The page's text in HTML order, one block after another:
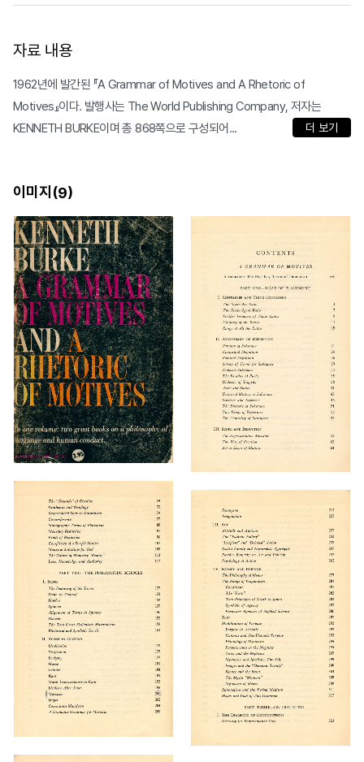
자료 내용
1962년에 발간된 『A Grammar of Motives and A Rhetoric of
Motives』이다. 발행사는 The World Publishing Company, 저자는
KENNETH BURKE이며 총 868쪽으로 구성되어...
더 보기
이미지(9)